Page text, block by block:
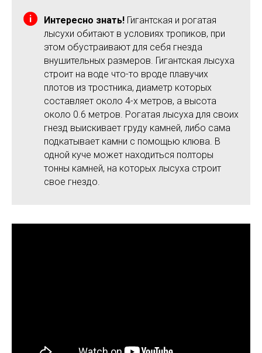
Интересно знать! Гигантская и рогатая
лысухи обитают в условиях тропиков, при
этом обустраивают для себя гнезда
внушительных размеров. Гигантская лысуха
строит на воде что-то вроде плавучих
плотов из тростника, диаметр которых
составляет около 4-х метров, а высота
около 0.6 метров. Рогатая лысуха для своих
гнезд выискивает груду камней, либо сама
подкатывает камни с помощью клюва. В
одной куче может находиться полторы
тонны камней, на которых лысуха строит
свое гнездо.